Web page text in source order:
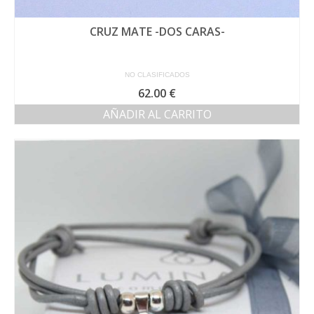
CRUZ MATE -DOS CARAS-
NO CLASIFICADOS
62.00 €
AÑADIR AL CARRITO